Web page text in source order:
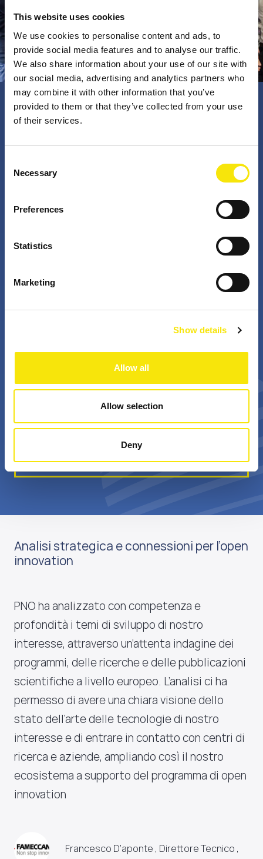
This website uses cookies
We use cookies to personalise content and ads, to
provide social media features and to analyse our traffic.
We also share information about your use of our site with
our social media, advertising and analytics partners who
may combine it with other information that you’ve
provided to them or that they’ve collected from your use
of their services.
Selection
Necessary
Preferences
Statistics
Marketing
Show details
Allow all
Allow selection
Deny
PNO Innovation
impatto concreto. Insieme a te, i nostri professionisti
che fanno gli innovatori: cercano costantemente
soluzioni migliori per risolvere i problemi. Il mondo di
+
anni di attività partner nei progetti
+
professionisti
Bn €
valore annuale della
sovvenzione realizzata
Scopri di più su di noi
Analisi strategica e connessioni per l’open
innovation
PNO ha analizzato con competenza e
profondità i temi di sviluppo di nostro
interesse, attraverso un’attenta indagine dei
programmi, delle ricerche e delle pubblicazioni
scientifiche a livello europeo. L’analisi ci ha
permesso di avere una chiara visione dello
stato dell’arte delle tecnologie di nostro
interesse e di entrare in contatto con centri di
ricerca e aziende, ampliando così il nostro
ecosistema a supporto del programma di open
innovation
Francesco D’aponte , Direttore Tecnico ,